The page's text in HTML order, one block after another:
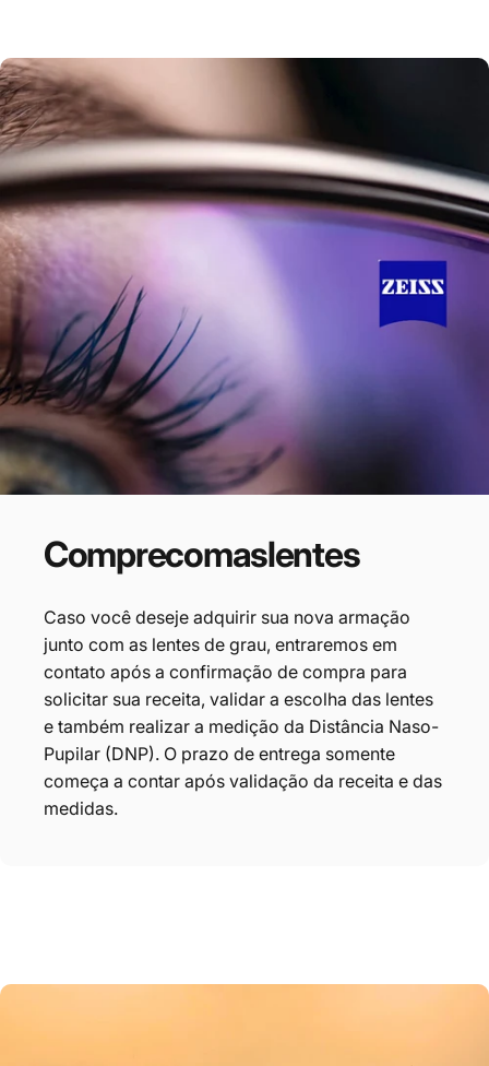
Comprecomaslentes
Caso você deseje adquirir sua nova armação
junto com as lentes de grau, entraremos em
contato após a confirmação de compra para
solicitar sua receita, validar a escolha das lentes
e também realizar a medição da Distância Naso-
Pupilar (DNP). O prazo de entrega somente
começa a contar após validação da receita e das
medidas.